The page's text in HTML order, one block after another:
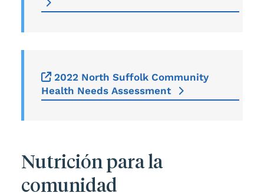
2022 North Suffolk Community
Health Needs Assessment
Nutrición para la
comunidad